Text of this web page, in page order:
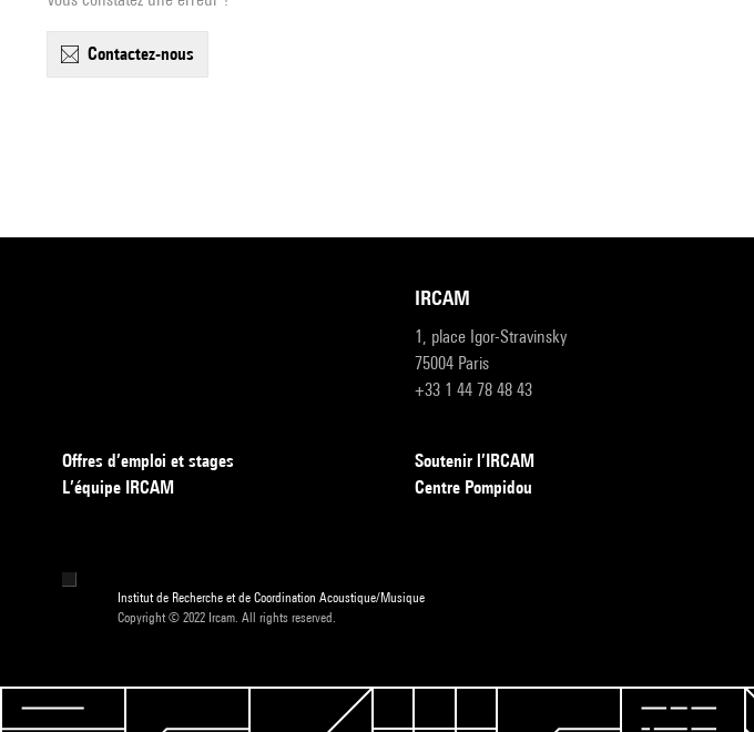
contactez-nous
IRCAM
1, place Igor-Stravinsky
75004 Paris
+33 1 44 78 48 43
Offres d’emploi et stages
L’équipe IRCAM
Soutenir l’IRCAM
Centre Pompidou
Institut de Recherche et de Coordination Acoustique/Musique
Copyright © 2022 Ircam. All rights reserved.